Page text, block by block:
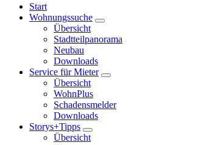
Start
Wohnungssuche
Übersicht
Stadtteilpanorama
Neubau
Downloads
Service für Mieter
Übersicht
WohnPlus
Schadensmelder
Downloads
Storys+Tipps
Übersicht